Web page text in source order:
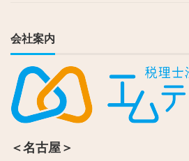
会社案内
＜名古屋＞